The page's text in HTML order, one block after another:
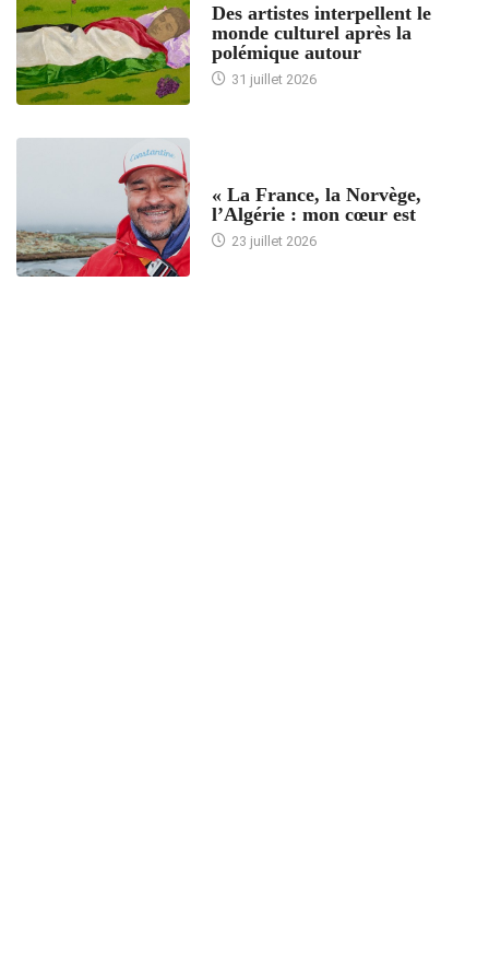
Des artistes interpellent le
monde culturel après la
polémique autour
31 juillet 2026
« La France, la Norvège,
l’Algérie : mon cœur est
23 juillet 2026